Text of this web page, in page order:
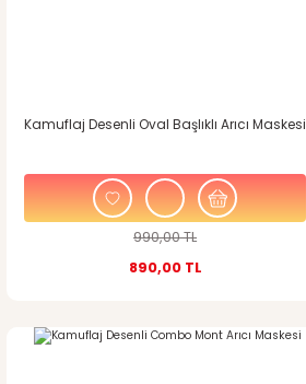
Kamuflaj Desenli Oval Başlıklı Arıcı Maskesi
990,00 TL
890,00 TL